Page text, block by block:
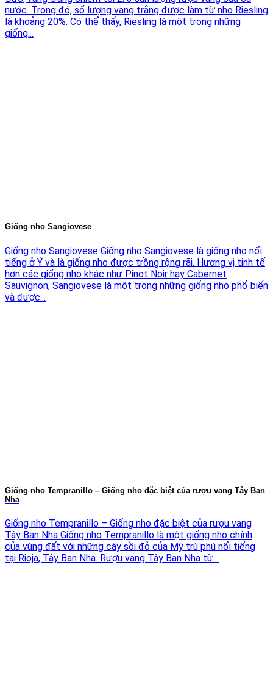
nước. Trong đó, số lượng vang trắng được làm từ nho Riesling
là khoảng 20%. Có thể thấy, Riesling là một trong những
giống...
Giống nho Sangiovese
Giống nho Sangiovese Giống nho Sangiovese là giống nho nổi
tiếng ở Ý và là giống nho được trồng rộng rãi. Hương vị tinh tế
hơn các giống nho khác như Pinot Noir hay Cabernet
Sauvignon, Sangiovese là một trong những giống nho phổ biến
và được...
Giống nho Tempranillo – Giống nho đặc biệt của rượu vang Tây Ban
Nha
Giống nho Tempranillo – Giống nho đặc biệt của rượu vang
Tây Ban Nha Giống nho Tempranillo là một giống nho chính
của vùng đất với những cây sồi đỏ của Mỹ trù phú nổi tiếng
tại Rioja, Tây Ban Nha. Rượu vang Tây Ban Nha từ...